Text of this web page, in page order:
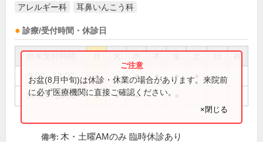
アレルギー科 耳鼻いんこう科
診療/受付時間・休診日
祝
9:00～12:00 ● ● ● ● ●
14:00～18:00 ● ● ●
お盆(8月中旬)は休診・休業の場合があります。来院前
に必ず医療機関に直接ご確認ください。
×閉じる
備考: 木・土曜AMのみ 臨時休診あり